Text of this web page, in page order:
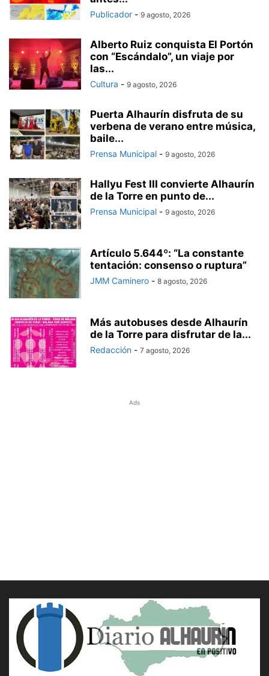
Publicador - 9 agosto, 2026
Alberto Ruiz conquista El Portón
con “Escándalo”, un viaje por
las...
Cultura - 9 agosto, 2026
Puerta Alhaurín disfruta de su
verbena de verano entre música,
baile...
Prensa Municipal - 9 agosto, 2026
Hallyu Fest III convierte Alhaurín
de la Torre en punto de...
Prensa Municipal - 9 agosto, 2026
Artículo 5.644º: “La constante
tentación: consenso o ruptura”
JMM Caminero - 8 agosto, 2026
Más autobuses desde Alhaurín
de la Torre para disfrutar de la...
Redacción - 7 agosto, 2026
Ads